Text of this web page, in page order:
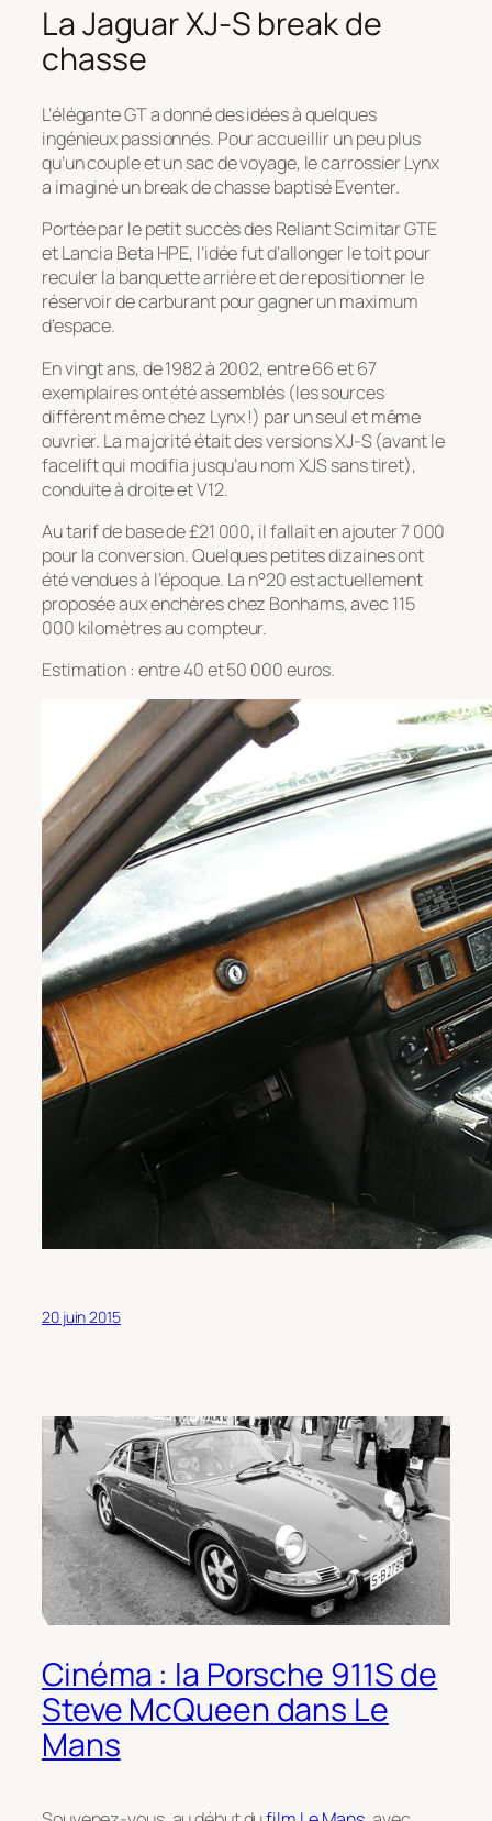
La Jaguar XJ-S break de
chasse
L’élégante GT a donné des idées à quelques
ingénieux passionnés. Pour accueillir un peu plus
qu’un couple et un sac de voyage, le carrossier Lynx
a imaginé un break de chasse baptisé Eventer.
Portée par le petit succès des Reliant Scimitar GTE
et Lancia Beta HPE, l’idée fut d’allonger le toit pour
reculer la banquette arrière et de repositionner le
réservoir de carburant pour gagner un maximum
d’espace.
En vingt ans, de 1982 à 2002, entre 66 et 67
exemplaires ont été assemblés (les sources
diffèrent même chez Lynx !) par un seul et même
ouvrier. La majorité était des versions XJ-S (avant le
facelift qui modifia jusqu’au nom XJS sans tiret),
conduite à droite et V12.
Au tarif de base de £21 000, il fallait en ajouter 7 000
pour la conversion. Quelques petites dizaines ont
été vendues à l’époque. La n°20 est actuellement
proposée aux enchères chez Bonhams, avec 115
000 kilomètres au compteur.
Estimation : entre 40 et 50 000 euros.
20 juin 2015
Cinéma : la Porsche 911S de
Steve McQueen dans Le
Mans